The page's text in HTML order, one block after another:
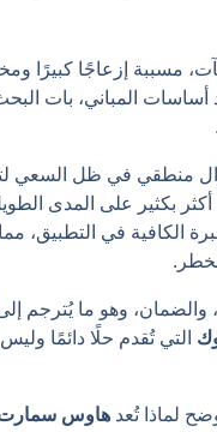
مسببة إزعاجًا كبيرًا
أساسات المباني، بات
منطقي في ظل السعي
بكثير على المدى
الكافية في التطبيق،
والضمان، وهو ما يُترجم
التي تُقدم حلًا دائمًا
لماذا تُعدهاوس